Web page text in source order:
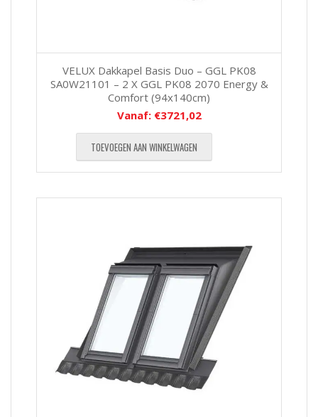
VELUX Dakkapel Basis Duo – GGL PK08
SA0W21101 – 2 X GGL PK08 2070 Energy &
Comfort (94x140cm)
Vanaf: €3721,02
TOEVOEGEN AAN WINKELWAGEN